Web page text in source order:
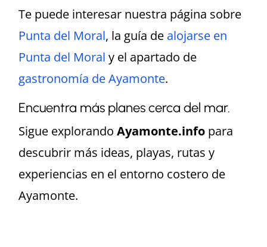
Te puede interesar nuestra página sobre
Punta del Moral, la guía de alojarse en
Punta del Moral y el apartado de
gastronomía de Ayamonte.
Encuentra más planes cerca del mar.
Sigue explorandoAyamonte.info para
descubrir más ideas, playas, rutas y
experiencias en el entorno costero de
Ayamonte.